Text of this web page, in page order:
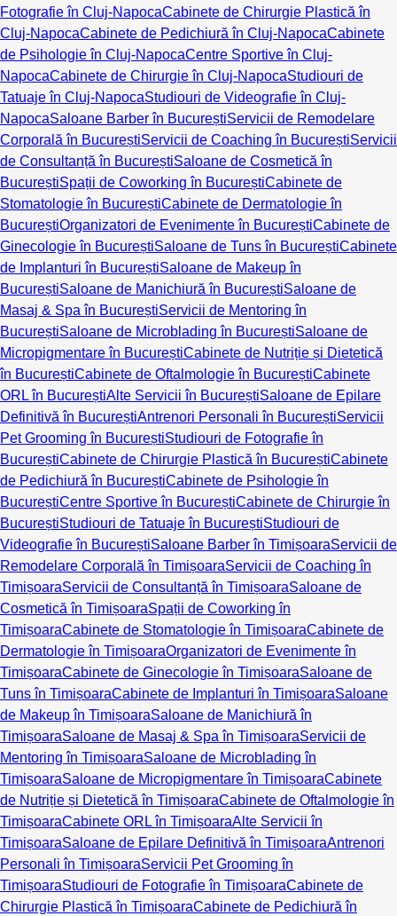
Fotografie în Cluj-NapocaCabinete de Chirurgie Plastică în
Cluj-NapocaCabinete de Pedichiură în Cluj-NapocaCabinete
de Psihologie în Cluj-NapocaCentre Sportive în Cluj-
NapocaCabinete de Chirurgie în Cluj-NapocaStudiouri de
Tatuaje în Cluj-NapocaStudiouri de Videografie în Cluj-
NapocaSaloane Barber în BucureștiServicii de Remodelare
Corporală în BucureștiServicii de Coaching în BucureștiServicii
de Consultanță în BucureștiSaloane de Cosmetică în
BucureștiSpații de Coworking în BucureștiCabinete de
Stomatologie în BucureștiCabinete de Dermatologie în
BucureștiOrganizatori de Evenimente în BucureștiCabinete de
Ginecologie în BucureștiSaloane de Tuns în BucureștiCabinete
de Implanturi în BucureștiSaloane de Makeup în
BucureștiSaloane de Manichiură în BucureștiSaloane de
Masaj & Spa în BucureștiServicii de Mentoring în
BucureștiSaloane de Microblading în BucureștiSaloane de
Micropigmentare în BucureștiCabinete de Nutriție și Dietetică
în BucureștiCabinete de Oftalmologie în BucureștiCabinete
ORL în BucureștiAlte Servicii în BucureștiSaloane de Epilare
Definitivă în BucureștiAntrenori Personali în BucureștiServicii
Pet Grooming în BucureștiStudiouri de Fotografie în
BucureștiCabinete de Chirurgie Plastică în BucureștiCabinete
de Pedichiură în BucureștiCabinete de Psihologie în
BucureștiCentre Sportive în BucureștiCabinete de Chirurgie în
BucureștiStudiouri de Tatuaje în BucureștiStudiouri de
Videografie în BucureștiSaloane Barber în TimișoaraServicii de
Remodelare Corporală în TimișoaraServicii de Coaching în
TimișoaraServicii de Consultanță în TimișoaraSaloane de
Cosmetică în TimișoaraSpații de Coworking în
TimișoaraCabinete de Stomatologie în TimișoaraCabinete de
Dermatologie în TimișoaraOrganizatori de Evenimente în
TimișoaraCabinete de Ginecologie în TimișoaraSaloane de
Tuns în TimișoaraCabinete de Implanturi în TimișoaraSaloane
de Makeup în TimișoaraSaloane de Manichiură în
TimișoaraSaloane de Masaj & Spa în TimișoaraServicii de
Mentoring în TimișoaraSaloane de Microblading în
TimișoaraSaloane de Micropigmentare în TimișoaraCabinete
de Nutriție și Dietetică în TimișoaraCabinete de Oftalmologie în
TimișoaraCabinete ORL în TimișoaraAlte Servicii în
TimișoaraSaloane de Epilare Definitivă în TimișoaraAntrenori
Personali în TimișoaraServicii Pet Grooming în
TimișoaraStudiouri de Fotografie în TimișoaraCabinete de
Chirurgie Plastică în TimișoaraCabinete de Pedichiură în